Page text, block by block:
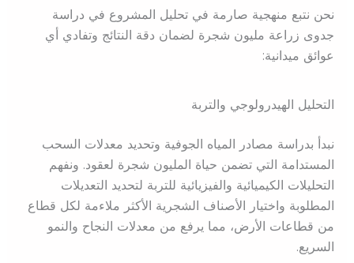
نحن نتبع منهجية صارمة في تحليل المشروع في دراسة
جدوى زراعة مليون شجرة لضمان دقة النتائج وتفادي أي
عوائق ميدانية:
التحليل الهيدرولوجي والتربة
نبدأ بدراسة مصادر المياه الجوفية وتحديد معدلات السحب
المستدامة التي تضمن حياة المليون شجرة لعقود. ونفهم
التحليلات الكيميائية والفيزيائية للتربة لتحديد التعديلات
المطلوبة واختيار الأصناف الشجرية الأكثر ملاءمة لكل قطاع
من قطاعات الأرض، مما يرفع من معدلات النجاح والنمو
السريع.